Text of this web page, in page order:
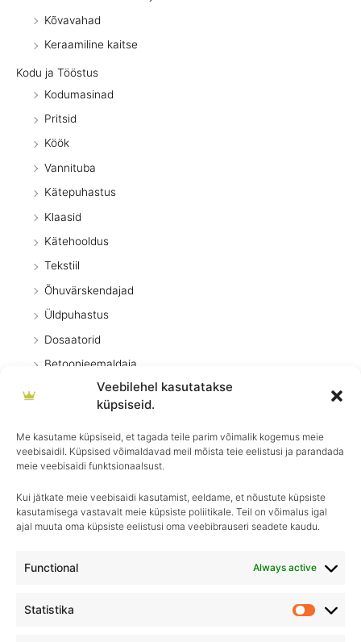
Veebilehel kasutatakse
küpsiseid.
Me kasutame küpsiseid, et tagada teile parim võimalik kogemus meie
veebisaidil. Küpsised võimaldavad meil mõista teie eelistusi ja parandada
meie veebisaidi funktsionaalsust.
Kui jätkate meie veebisaidi kasutamist, eeldame, et nõustute küpsiste
kasutamisega vastavalt meie küpsiste poliitikale. Teil on võimalus igal
ajal muuta oma küpsiste eelistusi oma veebibrauseri seadete kaudu.
Functional Always active
Statistika
Kõvavahad
Keraamiline kaitse
Kodu ja Tööstus
Kodumasinad
Pritsid
Köök
Vannituba
Kätepuhastus
Klaasid
Kätehooldus
Tekstiil
Õhuvärskendajad
Üldpuhastus
Dosaatorid
Betoonieemaldaja
Eripuhastusvahendid
Desinfitseerimisvahendid
Põrandapesu
Pesuvahendid
Igapäevane hooldus, ületamatu sära–